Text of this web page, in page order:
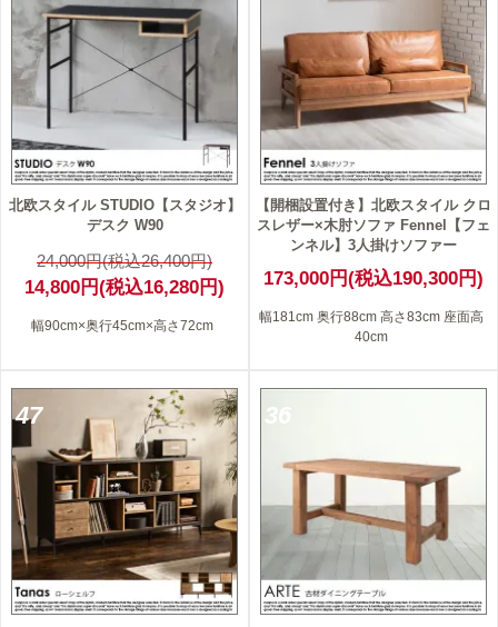
北欧スタイル STUDIO【スタジオ】
デスク W90
24,000円(税込26,400円)
14,800円(税込16,280円)
幅90cm×奥行45cm×高さ72cm
【開梱設置付き】北欧スタイル クロ
スレザー×木肘ソファ Fennel【フェ
ンネル】3人掛けソファー
173,000円(税込190,300円)
幅181cm 奥行88cm 高さ83cm 座面高
40cm
47 36